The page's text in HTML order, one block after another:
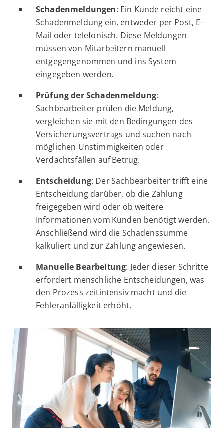
Schadenmeldungen: Ein Kunde reicht eine
Schadenmeldung ein, entweder per Post, E-
Mail oder telefonisch. Diese Meldungen
müssen von Mitarbeitern manuell
entgegengenommen und ins System
eingegeben werden.
Prüfung der Schadenmeldung:
Sachbearbeiter prüfen die Meldung,
vergleichen sie mit den Bedingungen des
Versicherungsvertrags und suchen nach
möglichen Unstimmigkeiten oder
Verdachtsfällen auf Betrug.
Entscheidung: Der Sachbearbeiter trifft eine
Entscheidung darüber, ob die Zahlung
freigegeben wird oder ob weitere
Informationen vom Kunden benötigt werden.
Anschließend wird die Schadenssumme
kalkuliert und zur Zahlung angewiesen.
Manuelle Bearbeitung: Jeder dieser Schritte
erfordert menschliche Entscheidungen, was
den Prozess zeitintensiv macht und die
Fehleranfälligkeit erhöht.